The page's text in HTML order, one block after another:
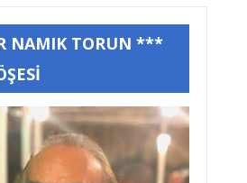
NAMIK TORUN ***